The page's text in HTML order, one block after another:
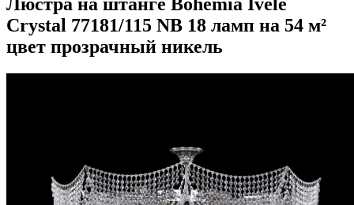
Crystal 77181/115 NB 18 ламп на 54 м²
цвет прозрачный никель